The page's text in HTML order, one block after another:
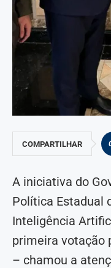
COMPARTILHAR
A iniciativa do
Política Estadual
Inteligência
primeira votação
– chamou a